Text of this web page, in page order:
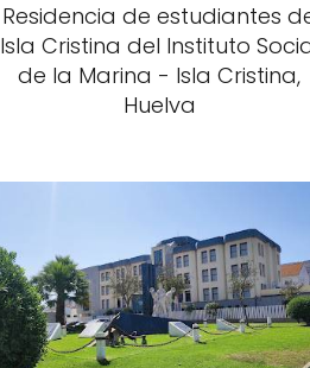
Residencia de estudiantes
Isla Cristina del Instituto
de la Marina - Isla Cristina,
Huelva